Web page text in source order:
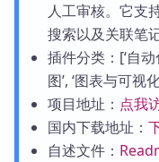
人工审核。它支
搜索以及关联笔
插件分类：[‘自动
图’, ‘图表与可视
项目地址： 点我
国内下载地址：
自述文件：